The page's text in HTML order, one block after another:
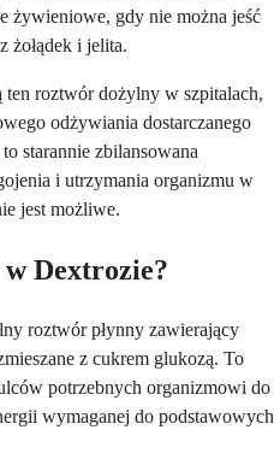
żywieniowe, gdy nie można jeść
żołądek i jelita.
ten roztwór dożylny w szpitalach,
odżywiania dostarczanego
starannie zbilansowana
i utrzymania organizmu w
jest możliwe.
Dextrozie?
roztwór płynny zawierający
z cukrem glukozą. To
potrzebnych organizmowi do
wymaganej do podstawowych